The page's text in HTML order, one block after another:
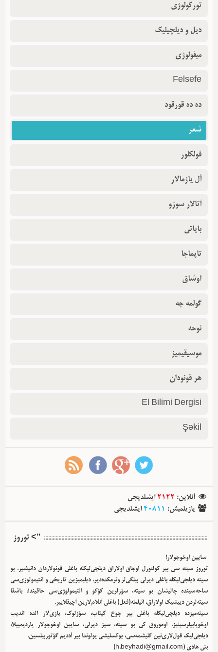
تورکولوژی
دیل و دیلچیلیک
میفولوژی
Felsefe
ده ده قورقود
شعر
فولکلور
أل یازمالار
آتالار سوزو
بایاتی
تاپماجا
اوشاق
گولمه جه
نوحه
موسیقیمیز
هر قونودان
El Bilimi Dergisi
Şəkil
آنلاین:
2122 ایشلدیجی
یازیلمیش:
40811ایشلدیجی
"> توروز
سایین اوخوجولار!
توروز سیته سی بیر کولتورل اوجاق اولا‌راق دیلچی‌لیکله باغلی قونولاردان دانیشیر. بو
سیته دیلچی‌لیکله باغلی دیرلی بیلگی‌لر وئرمکده‌دیر. دیلیمیزین تاریخی و ائتیمولوژی‌سی
ساحه‌سینده چالیشان بو سیته، سؤزلرین کؤکو و ائتیمولوژی‌سی حاقیندا، باشقا
سیته‌لردن دییشیک اولا‌راق، ائیلمله(فعل) باغلی آنلام‌لارین آچیقلاییر.
سیته‌میزده دیلچی‌لیکله باغلی بیر چوخ کیتاب، سؤزلوک، یازی‌لار الده ائدیب
اوخویابیلرسینیز. اوموروق کی بو سیته، سیز دیرلی، سایین اوخوجولار یاردیمییلا،
دیلچی‌لیک قول‌لاری‌نین گلیشمه‌سی، یوکسلیشی یولوندا بیر آددیم گؤتوربیلسین.
بئی هادی (h.beyhadi@gmail.com
)